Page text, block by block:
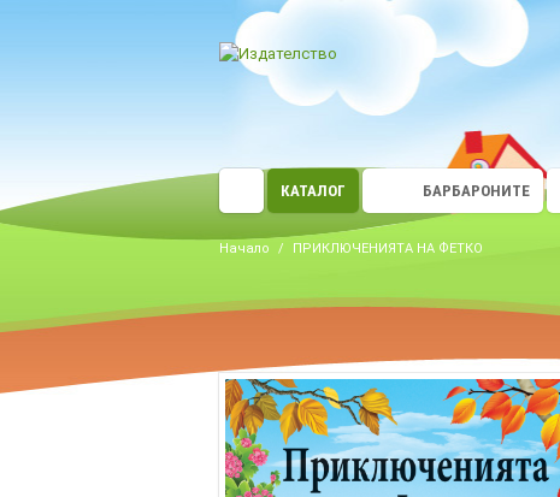
КАТАЛОГ БАРБАРОНИТЕ
Начало / ПРИКЛЮЧЕНИЯТА НА ФЕТКО